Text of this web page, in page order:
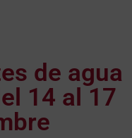
de agua
14 al 17